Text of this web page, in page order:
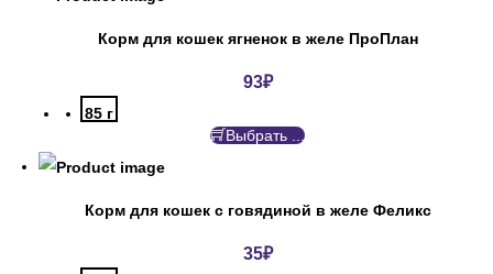
Корм для кошек ягненок в желе ПроПлан
93₽
85 г
Выбрать ...
Корм для кошек с говядиной в желе Феликс
35₽